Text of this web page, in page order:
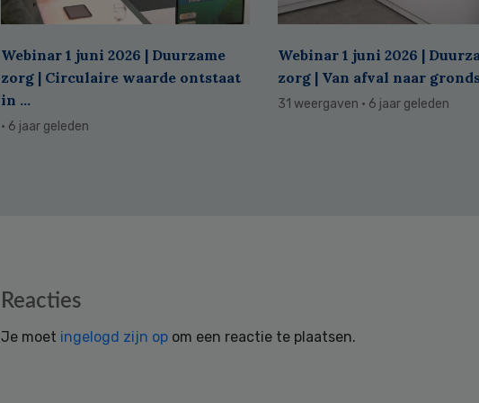
Webinar 1 juni 2026 | Duurzame
zorg | Circulaire waarde ontstaat
in ...
· 6 jaar geleden
Webinar 1 juni 2026 |
zorg | Van afval naar
31 weergaven · 6 jaar geleden
Reacties
Je moet ingelogd zijn op om een reactie te plaatsen.